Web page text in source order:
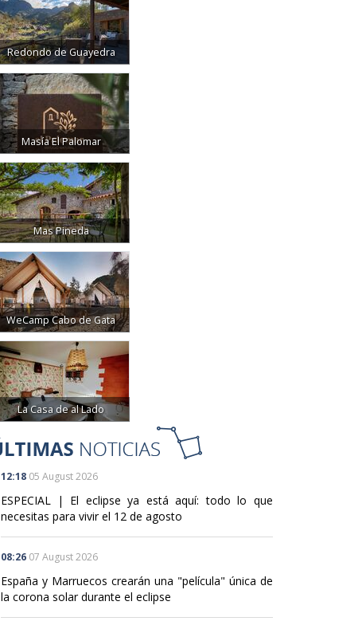
Redondo de Guayedra
Masía El Palomar
Mas Pineda
WeCamp Cabo de Gata
La Casa de al Lado
12:18 05 August 2026
ESPECIAL | El eclipse ya está aquí: todo lo que
necesitas para vivir el 12 de agosto
08:26 07 August 2026
España y Marruecos crearán una "película" única de
la corona solar durante el eclipse